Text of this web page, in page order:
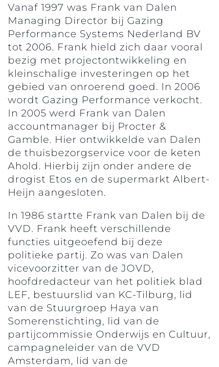
Vanaf 1997 was Frank van Dalen
Managing Director bij Gazing
Performance Systems Nederland BV
tot 2006. Frank hield zich daar vooral
bezig met projectontwikkeling en
kleinschalige investeringen op het
gebied van onroerend goed. In 2006
wordt Gazing Performance verkocht.
In 2005 werd Frank van Dalen
accountmanager bij Procter &
Gamble. Hier ontwikkelde van Dalen
de thuisbezorgservice voor de keten
Ahold. Hierbij zijn onder andere de
drogist Etos en de supermarkt Albert-
Heijn aangesloten.
In 1986 startte Frank van Dalen bij de
VVD. Frank heeft verschillende
functies uitgeoefend bij deze
politieke partij. Zo was van Dalen
vicevoorzitter van de JOVD,
hoofdredacteur van het politiek blad
LEF, bestuurslid van KC-Tilburg, lid
van de Stuurgroep Haya van
Somerenstichting, lid van de
partijcommissie Onderwijs en Cultuur,
campagneleider van de VVD
Amsterdam, lid van de